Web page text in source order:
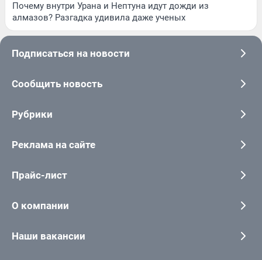
Почему внутри Урана и Нептуна идут дожди из
алмазов? Разгадка удивила даже ученых
Подписаться на новости
Сообщить новость
Рубрики
Реклама на сайте
Прайс-лист
О компании
Наши вакансии